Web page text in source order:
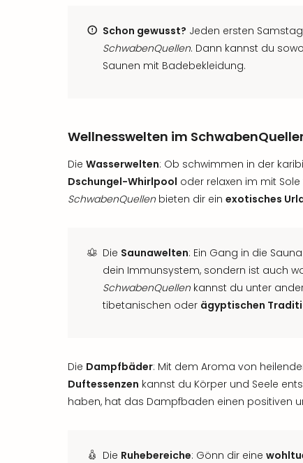
Schon gewusst? Jeden ersten
SchwabenQuellen. Dann kannst du
Saunen mit Badebekleidung.
Wellnesswelten im
Die Wasserwelten: Ob schwimmen in der
Dschungel-Whirlpool oder relaxen im mit
SchwabenQuellen bieten dir ein exotisches
Die Saunawelten: Ein Gang in die
dein Immunsystem, sondern ist auch
SchwabenQuellen kannst du unter
tibetanischen oder ägyptischen
Die Dampfbäder: Mit dem Aroma von
Duftessenzen kannst du Körper und Seele
haben, hat das Dampfbaden einen positiven
Die Ruhebereiche: Gönn dir eine